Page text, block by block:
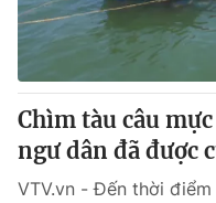
Chìm tàu câu
ngư dân đã được
VTV.vn - Đến thời